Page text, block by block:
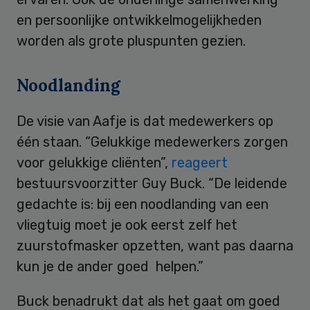
en persoonlijke ontwikkelmogelijkheden
worden als grote pluspunten gezien.
Noodlanding
De visie van Aafje is dat medewerkers op
één staan. “Gelukkige medewerkers zorgen
voor gelukkige cliënten”, reageert
bestuursvoorzitter Guy Buck. “De leidende
gedachte is: bij een noodlanding van een
vliegtuig moet je ook eerst zelf het
zuurstofmasker opzetten, want pas daarna
kun je de ander goed helpen.”
Buck benadrukt dat als het gaat om goed